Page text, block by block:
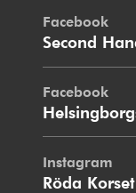
Facebook
Second
Facebook
Instagram
Röda